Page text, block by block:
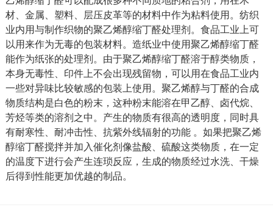
材、金属、塑料、层压皮革等的材料中作为粘料使用。纺织
业内用与制作织物的聚乙烯醇缩丁醛处理剂。食品工业上可
以用来作为无毒的包装材料。造纸业中使用聚乙烯醇缩丁醛
能作为纸张的处理剂。由于聚乙烯醇缩丁醛溶于醇类物质，
本身无毒性、印件上不会出现残留物，可以用在食品工业内
一些对异味比较敏感的包装上使用。聚乙烯醇与丁醛的合成
物质结构是白色的粉末，这种粉末能溶在甲乙醇、卤代烷、
芳烃等类的溶剂之中。产生的物质有很高的透明度，同时具
有耐寒性、耐冲击性、抗紫外线辐射的功能 。如果把聚乙烯
醇缩丁醛搅拌并加入催化剂像盐酸、硫酸这类物质，在一定
的温度下进行会产生连琐反应，生成的物质经过水洗、干燥
后得到性能更加优越的制品。